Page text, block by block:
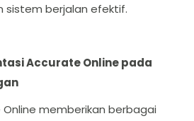
sistem berjalan efektif.
Accurate Online pada
memberikan berbagai